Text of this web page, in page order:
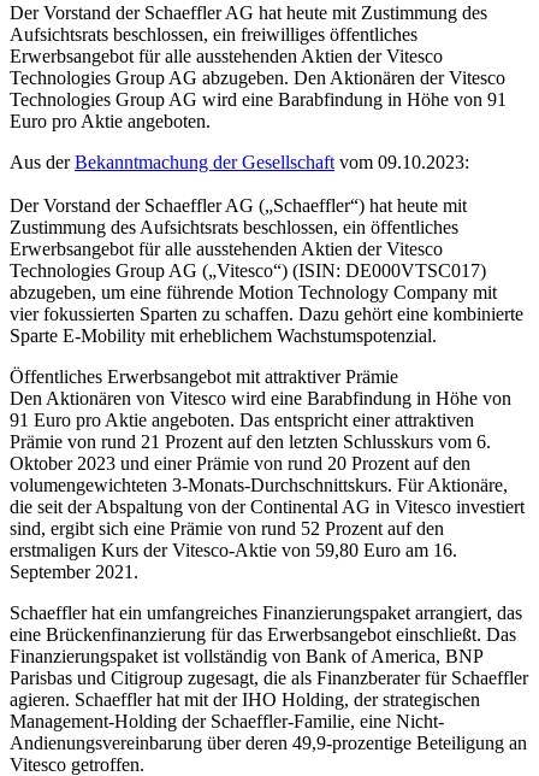
Der Vorstand der Schaeffler AG hat heute mit Zustimmung des
Aufsichtsrats beschlossen, ein freiwilliges öffentliches
Erwerbsangebot für alle ausstehenden Aktien der Vitesco
Technologies Group AG abzugeben. Den Aktionären der Vitesco
Technologies Group AG wird eine Barabfindung in Höhe von 91
Euro pro Aktie angeboten.
Aus derBekanntmachung der Gesellschaft vom 09.10.2023:
Der Vorstand der Schaeffler AG („Schaeffler“) hat heute mit
Zustimmung des Aufsichtsrats beschlossen, ein öffentliches
Erwerbsangebot für alle ausstehenden Aktien der Vitesco
Technologies Group AG („Vitesco“) (ISIN: DE000VTSC017)
abzugeben, um eine führende Motion Technology Company mit
vier fokussierten Sparten zu schaffen. Dazu gehört eine kombinierte
Sparte E-Mobility mit erheblichem Wachstumspotenzial.
Öffentliches Erwerbsangebot mit attraktiver Prämie
Den Aktionären von Vitesco wird eine Barabfindung in Höhe von
91 Euro pro Aktie angeboten. Das entspricht einer attraktiven
Prämie von rund 21 Prozent auf den letzten Schlusskurs vom 6.
Oktober 2023 und einer Prämie von rund 20 Prozent auf den
volumengewichteten 3-Monats-Durchschnittskurs. Für Aktionäre,
die seit der Abspaltung von der Continental AG in Vitesco investiert
sind, ergibt sich eine Prämie von rund 52 Prozent auf den
erstmaligen Kurs der Vitesco-Aktie von 59,80 Euro am 16.
September 2021.
Schaeffler hat ein umfangreiches Finanzierungspaket arrangiert, das
eine Brückenfinanzierung für das Erwerbsangebot einschließt. Das
Finanzierungspaket ist vollständig von Bank of America, BNP
Parisbas und Citigroup zugesagt, die als Finanzberater für Schaeffler
agieren. Schaeffler hat mit der IHO Holding, der strategischen
Management-Holding der Schaeffler-Familie, eine Nicht-
Andienungsvereinbarung über deren 49,9-prozentige Beteiligung an
Vitesco getroffen.